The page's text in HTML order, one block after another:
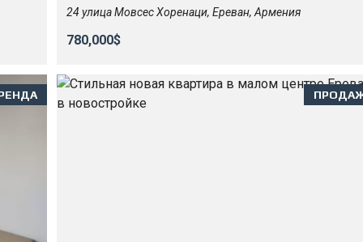
24 улица Мовсес Хоренаци, Ереван, Армения
780,000$